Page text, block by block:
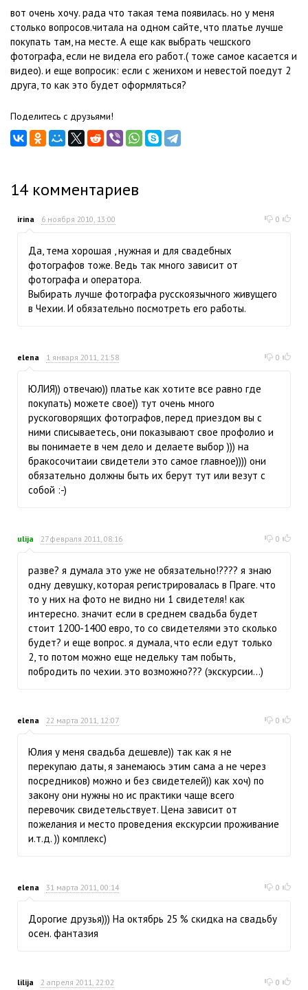
вот очень хочу. рада что такая тема появилась. но у меня
столько вопросов.читала на одном сайте, что платье лучше
покупать там, на месте. А еще как выбрать чешского
фотографа, если не видела его работ.( тоже самое касается и
видео). и еще вопросик: если с женихом и невестой поедут 2
друга, то как это будет оформляться?
Поделитесь с друзьями!
14 комментариев
irina 6 ноября 2010, 13:00 0
Да, тема хорошая , нужная и для свадебных
фотографов тоже. Ведь так много зависит от
фотографа и оператора.
Выбирать лучше фотографа русскоязычного живущего
в Чехии. И обязательно посмотреть его работы.
elena 1 января 2011, 21:58 0
ЮЛИЯ)) отвечаю)) платье как хотите все равно где
покупать) можете свое)) тут очень много
рускоговорящих фотографов, перед приездом вы с
ними списываетесь, они показывают свое профолио и
вы понимаете в чем дело и делаете выбор ))) на
бракосочитаии свидетели это самое главное)))) они
обязательно должны быть их берут тут или везут с
собой :-)
ulija 27 февраля 2011, 08:16 0
разве? я думала это уже не обязательно!???? я знаю
одну девушку, которая регистрировалась в Праге. что
то у них на фото не видно ни 1 свидетеля! как
интересно. значит если в среднем свадьба будет
стоит 1200-1400 евро, то со свидетелями это сколько
будет? и еще вопрос. я думала, что если едут только
2, то потом можно еще недельку там побыть,
побродить по чехии. это возможно??? (экскурсии...)
elena 22 марта 2011, 12:07 0
Юлия у меня свадьба дешевле)) так как я не
перекупаю даты, я занемаюсь этим сама а не через
посредников) можно и без свидетелей)) как хоч) по
закону они нужны но ис практики чаще всего
перевочик свидетельствует. Цена зависит от
пожелания и место проведения екскурсии проживание
и.т.д. )) комплекс)
elena 31 марта 2011, 00:14 0
Дорогие друзья))) На октябрь 25 % скидка на свадьбу
осен. фантазия
lilija 2 апреля 2011, 22:02 0